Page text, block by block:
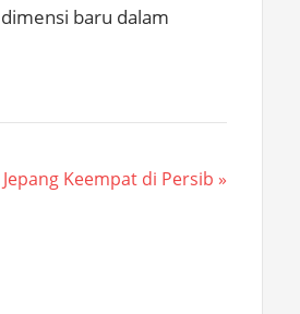
baru dalam
Keempat di Persib